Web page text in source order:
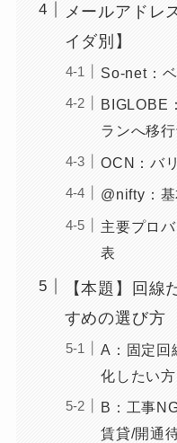
メールアドレ
イダ別】
So-net：
BIGLOBE
ランへ移
OCN：バ
@nifty：
主要プロ
表
【本題】回線
すめの選び方
A：固定回
化したい方
B：工事
賃貸/開通